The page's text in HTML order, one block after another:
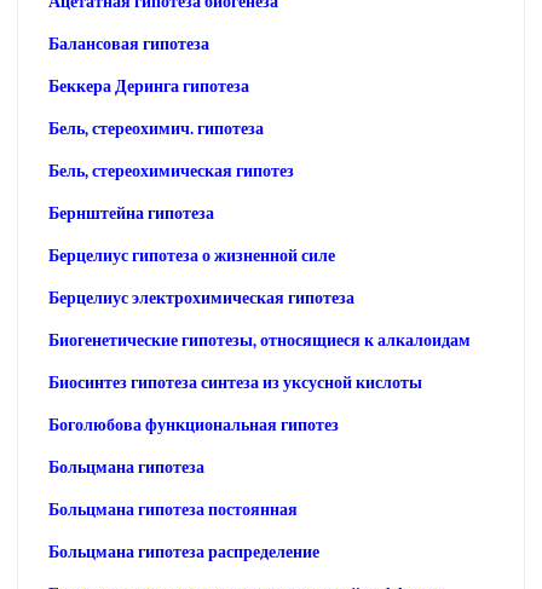
Балансовая гипотеза
Беккера Деринга гипотеза
Бель, стереохимич. гипотеза
Бель, стереохимическая гипотез
Бернштейна гипотеза
Берцелиус гипотеза о жизненной силе
Берцелиус электрохимическая гипотеза
Биогенетические гипотезы, относящиеся к алкалоидам
Биосинтез гипотеза синтеза из уксусной кислоты
Боголюбова функциональная гипотез
Больцмана гипотеза
Больцмана гипотеза постоянная
Больцмана гипотеза распределение